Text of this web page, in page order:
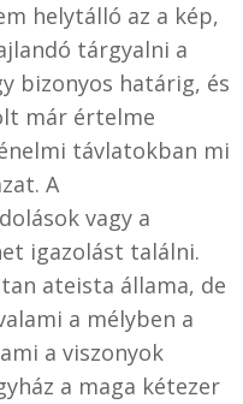
helytálló az a kép,
tárgyalni a
bizonyos határig, és
már értelme
távlatokban mi
A
vagy a
igazolást találni.
ateista állama, de
a mélyben a
a viszonyok
a maga kétezer